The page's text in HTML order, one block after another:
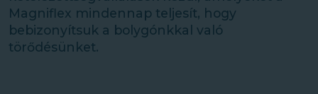
Magniflex mindennap teljesít, hogy
bebizonyítsuk a bolygónkkal való
törődésünket.